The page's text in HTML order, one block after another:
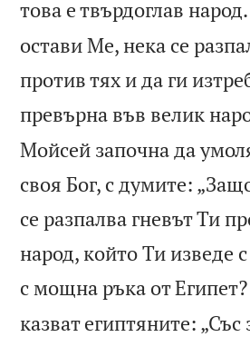
това е твърдоглав народ.
остави Ме, нека се
против тях и да ги
превърна във велик
Мойсей започна да
своя Бог, с думите:
се разпалва гневът Ти
народ, който Ти изведе
с мощна ръка от Египет?
казват египтяните: